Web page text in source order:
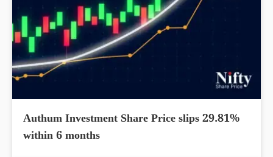
Authum Investment Share Price slips 29.81%
within 6 months